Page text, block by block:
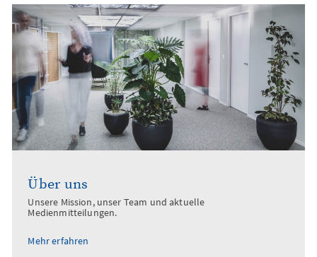
Über uns
Unsere Mission, unser Team und aktuelle
Medienmitteilungen.
Mehr erfahren